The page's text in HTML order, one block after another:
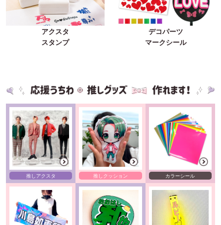
アクスタ
スタンプ
デコパーツ
マークシール
推しアクスタ 推しクッション カラーシール